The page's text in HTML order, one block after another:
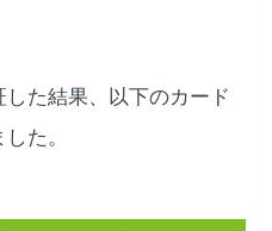
た結果、以下のカード
た。